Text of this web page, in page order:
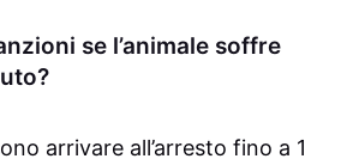
se l’animale soffre
arrivare all’arresto fino a 1